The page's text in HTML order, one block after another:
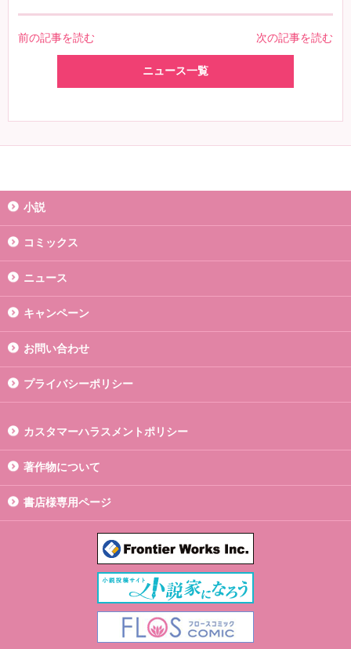
次の記事を読む
前の記事を読む
ニュース一覧
小説
コミックス
ニュース
キャンペーン
お問い合わせ
プライバシーポリシー
カスタマーハラスメントポリシー
著作物について
書店様専用ページ